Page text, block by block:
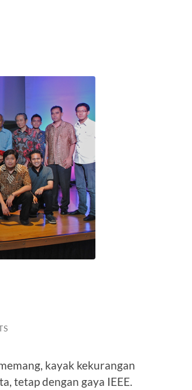
kayak kekurangan
tetap dengan gaya IEEE.